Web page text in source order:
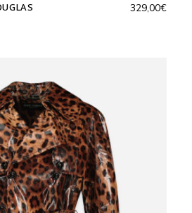
329,00€